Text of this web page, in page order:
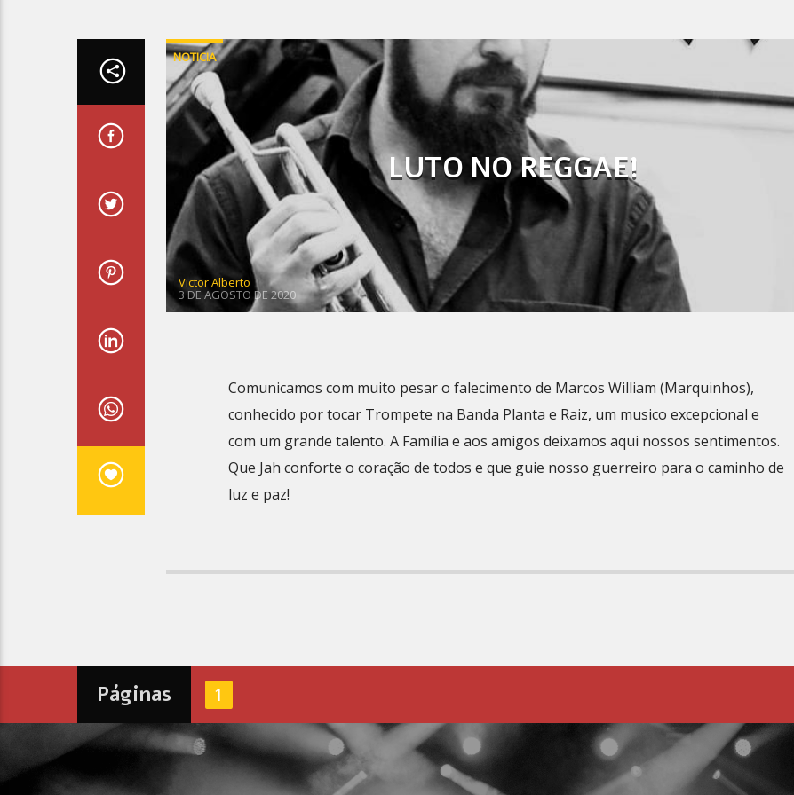
NOTICIA
LUTO NO REGGAE!
Victor Alberto
3 DE AGOSTO DE 2020
Comunicamos com muito pesar o falecimento de Marcos William (Marquinhos),
conhecido por tocar Trompete na Banda Planta e Raiz, um musico excepcional e
com um grande talento. A Família e aos amigos deixamos aqui nossos sentimentos.
Que Jah conforte o coração de todos e que guie nosso guerreiro para o caminho de
luz e paz!
Páginas 1